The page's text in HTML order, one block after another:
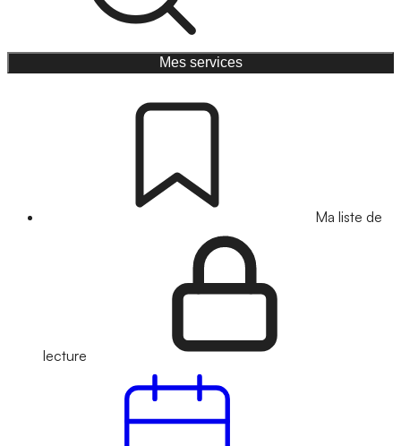
Mes services
Ma liste de
lecture